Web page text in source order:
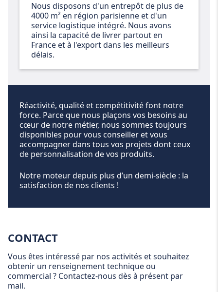
Nous disposons d'un entrepôt de plus de
4000 m² en région parisienne et d'un
service logistique intégré. Nous avons
ainsi la capacité de livrer partout en
France et à l'export dans les meilleurs
délais.
Réactivité, qualité et compétitivité font notre
force. Parce que nous plaçons vos besoins au
cœur de notre métier, nous sommes toujours
disponibles pour vous conseiller et vous
accompagner dans tous vos projets dont ceux
de personnalisation de vos produits.
Notre moteur depuis plus d’un demi-siècle : la
satisfaction de nos clients !
CONTACT
Vous êtes intéressé par nos activités et souhaitez
obtenir un renseignement technique ou
commercial ? Contactez-nous dès à présent par
mail.